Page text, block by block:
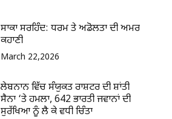
ਸਾਕਾ ਸਰਹਿੰਦ: ਧਰਮ ਤੇ ਅਡੋਲਤਾ ਦੀ ਅਮਰ
ਕਹਾਣੀ
March 22,2026
ਲੇਬਨਾਨ ਵਿੱਚ ਸੰਯੁਕਤ ਰਾਸ਼ਟਰ ਦੀ ਸ਼ਾਂਤੀ
ਸੈਨਾ ‘ਤੇ ਹਮਲਾ, 642 ਭਾਰਤੀ ਜਵਾਨਾਂ ਦੀ
ਸੁਰੱਖਿਆ ਨੂੰ ਲੈ ਕੇ ਵਧੀ ਚਿੰਤਾ